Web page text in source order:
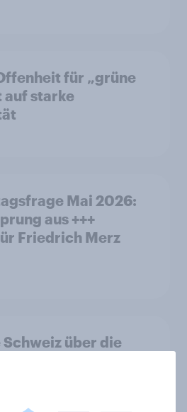
für „grüne
starke
Mai 2026:
aus +++
Friedrich Merz
über die